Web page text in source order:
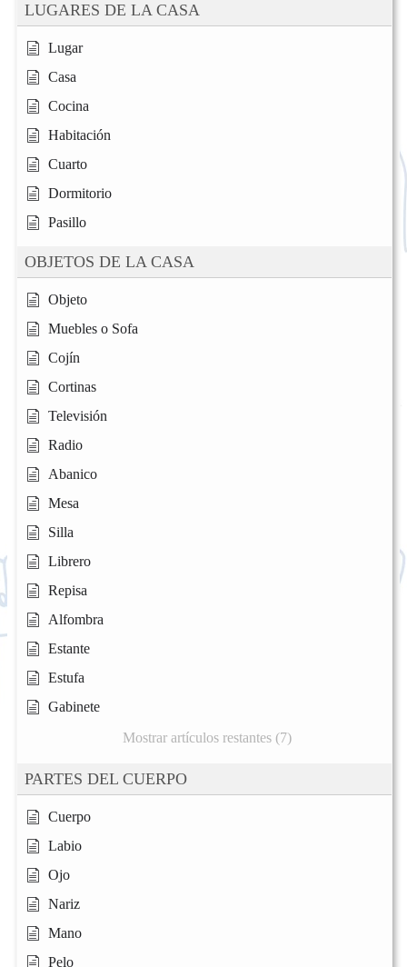
LUGARES DE LA CASA
Lugar
Casa
Cocina
Habitación
Cuarto
Dormitorio
Pasillo
OBJETOS DE LA CASA
Objeto
Muebles o Sofa
Cojín
Cortinas
Televisión
Radio
Abanico
Mesa
Silla
Librero
Repisa
Alfombra
Estante
Estufa
Gabinete
Mostrar artículos restantes (7)
PARTES DEL CUERPO
Cuerpo
Labio
Ojo
Nariz
Mano
Pelo